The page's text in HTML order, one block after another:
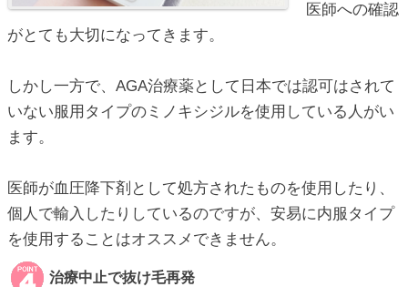
医師への確認
がとても大切になってきます。
しかし一方で、AGA治療薬として日本では認可はされて
いない服用タイプのミノキシジルを使用している人がい
ます。
医師が血圧降下剤として処方されたものを使用したり、
個人で輸入したりしているのですが、安易に内服タイプ
を使用することはオススメできません。
治療中止で抜け毛再発